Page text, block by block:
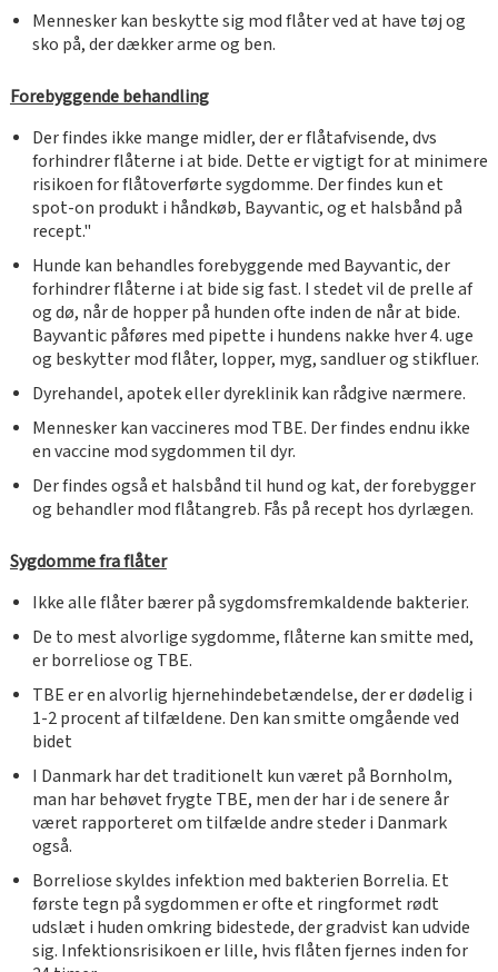
Mennesker kan beskytte sig mod flåter ved at have tøj og
sko på, der dækker arme og ben.
Forebyggende behandling
Der findes ikke mange midler, der er flåtafvisende, dvs
forhindrer flåterne i at bide. Dette er vigtigt for at minimere
risikoen for flåtoverførte sygdomme. Der findes kun et
spot-on produkt i håndkøb, Bayvantic, og et halsbånd på
recept."
Hunde kan behandles forebyggende med Bayvantic, der
forhindrer flåterne i at bide sig fast. I stedet vil de prelle af
og dø, når de hopper på hunden ofte inden de når at bide.
Bayvantic påføres med pipette i hundens nakke hver 4. uge
og beskytter mod flåter, lopper, myg, sandluer og stikfluer.
Dyrehandel, apotek eller dyreklinik kan rådgive nærmere.
Mennesker kan vaccineres mod TBE. Der findes endnu ikke
en vaccine mod sygdommen til dyr.
Der findes også et halsbånd til hund og kat, der forebygger
og behandler mod flåtangreb. Fås på recept hos dyrlægen.
Sygdomme fra flåter
Ikke alle flåter bærer på sygdomsfremkaldende bakterier.
De to mest alvorlige sygdomme, flåterne kan smitte med,
er borreliose og TBE.
TBE er en alvorlig hjernehindebetændelse, der er dødelig i
1-2 procent af tilfældene. Den kan smitte omgående ved
bidet
I Danmark har det traditionelt kun været på Bornholm,
man har behøvet frygte TBE, men der har i de senere år
været rapporteret om tilfælde andre steder i Danmark
også.
Borreliose skyldes infektion med bakterien Borrelia. Et
første tegn på sygdommen er ofte et ringformet rødt
udslæt i huden omkring bidestede, der gradvist kan udvide
sig. Infektionsrisikoen er lille, hvis flåten fjernes inden for